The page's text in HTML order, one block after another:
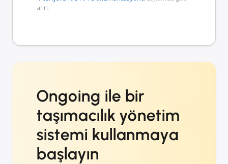
atın.
Ongoing ile bir
taşımacılık yönetim
sistemi kullanmaya
başlayın